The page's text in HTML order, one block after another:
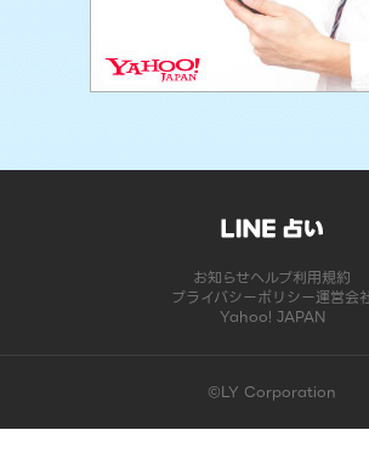
お知らせヘルプ利用規約
プライバシーポリシー運営会
Yahoo! JAPAN
©LY Corporation
このコンテンツは掲載が終了しました |